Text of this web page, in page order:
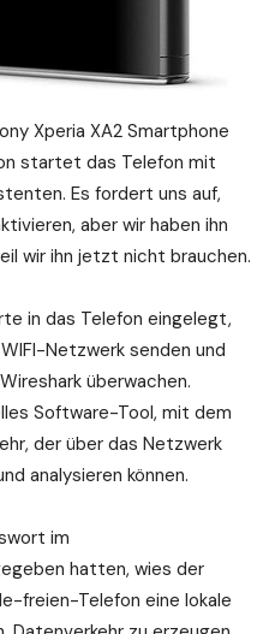
Xperia XA2 Smartphone
startet das Telefon mit
Es fordert uns auf,
aber wir haben ihn
wir ihn jetzt nicht brauchen.
in das Telefon eingelegt,
Netzwerk senden und
überwachen.
Software-Tool, mit dem
der über das Netzwerk
analysieren können.
im
hatten, wies der
freien-Telefon eine lokale